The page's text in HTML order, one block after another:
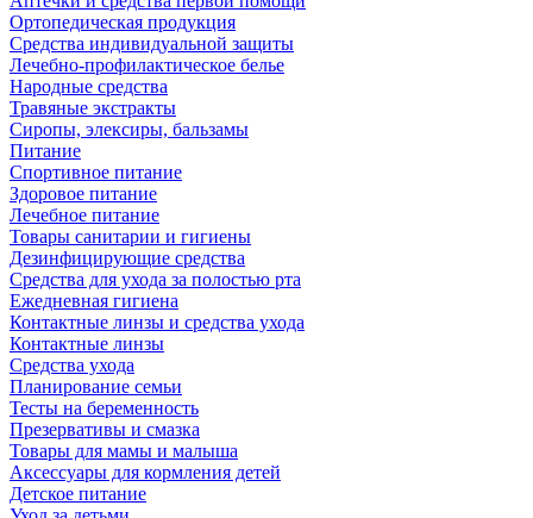
Ортопедическая продукция
Средства индивидуальной защиты
Лечебно-профилактическое белье
Народные средства
Травяные экстракты
Сиропы, элексиры, бальзамы
Питание
Спортивное питание
Здоровое питание
Лечебное питание
Товары санитарии и гигиены
Дезинфицирующие средства
Средства для ухода за полостью рта
Ежедневная гигиена
Контактные линзы и средства ухода
Контактные линзы
Средства ухода
Планирование семьи
Тесты на беременность
Презервативы и смазка
Товары для мамы и малыша
Аксессуары для кормления детей
Детское питание